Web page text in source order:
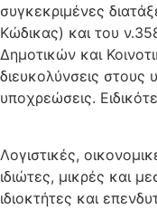
συγκεκριμένες
Κώδικας) και του
Δημοτικών και
διευκολύνσεις στους
υποχρεώσεις.
Λογιστικές,
ιδιώτες, μικρές και
ιδιοκτήτες και